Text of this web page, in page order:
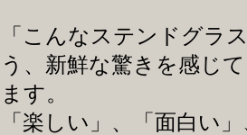
「こんなステンドグラ
う、新鮮な驚きを感じ
ます。
「楽しい」、「面白い